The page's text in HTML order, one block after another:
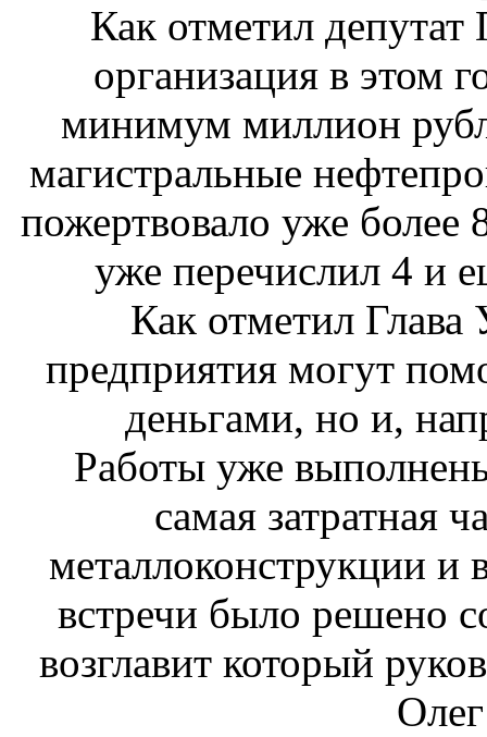
Как отметил депутат
организация в этом
минимум миллион
магистральные
пожертвовало уже
уже перечислил 4 и
Как отметил Глава
предприятия могут
деньгами, но и,
Работы уже выполнены
самая затратная
металлоконструкции и
встречи было решено
возглавит который